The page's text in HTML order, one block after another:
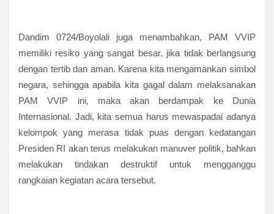
Dandim 0724/Boyolali juga menambahkan, PAM VVIP
memiliki resiko yang sangat besar, jika tidak berlangsung
dengan tertib dan aman. Karena kita mengamankan simbol
negara, sehingga apabila kita gagal dalam melaksanakan
PAM VVIP ini, maka akan berdampak ke Dunia
Internasional. Jadi, kita semua harus mewaspadai adanya
kelompok yang merasa tidak puas dengan kedatangan
Presiden RI akan terus melakukan manuver politik, bahkan
melakukan tindakan destruktif untuk mengganggu
rangkaian kegiatan acara tersebut.